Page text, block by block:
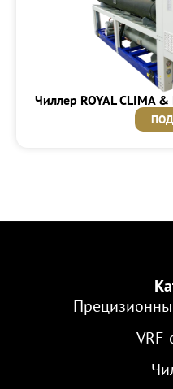
Чиллер ROYAL CLIMA &